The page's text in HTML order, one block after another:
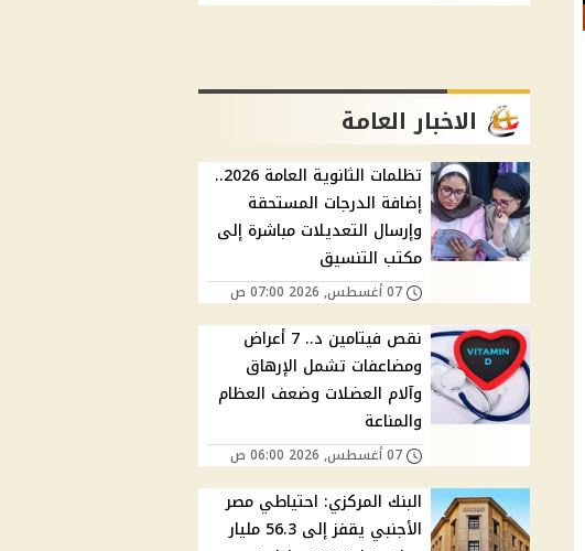
الاخبار العامة
تظلمات الثانوية العامة 2026..
إضافة الدرجات المستحقة
وإرسال التعديلات مباشرة إلى
مكتب التنسيق
07 أغسطس, 2026 07:00 ص
نقص فيتامين د.. 7 أعراض
ومضاعفات تشمل الإرهاق
وآلام العضلات وضعف العظام
والمناعة
07 أغسطس, 2026 06:00 ص
البنك المركزي: احتياطي مصر
الأجنبي يقفز إلى 56.3 مليار